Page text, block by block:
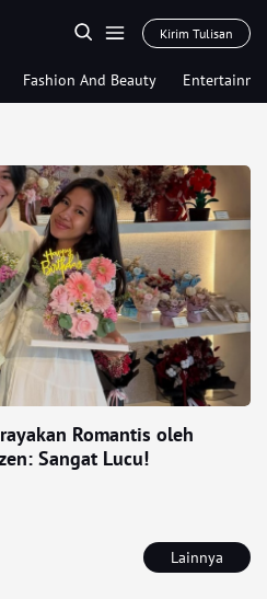
Kirim Tulisan
Fashion And Beauty
Lainnya
Romantis oleh
Sangat Lucu!